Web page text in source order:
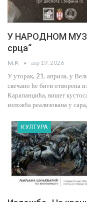
У НАРОДНОМ
срца“
M.P. апр 19, 2026
У уторак, 21. априла, у
свечано ће бити отворена
Карапанџића, вишег
изложба реализована у
КУЛТУРА